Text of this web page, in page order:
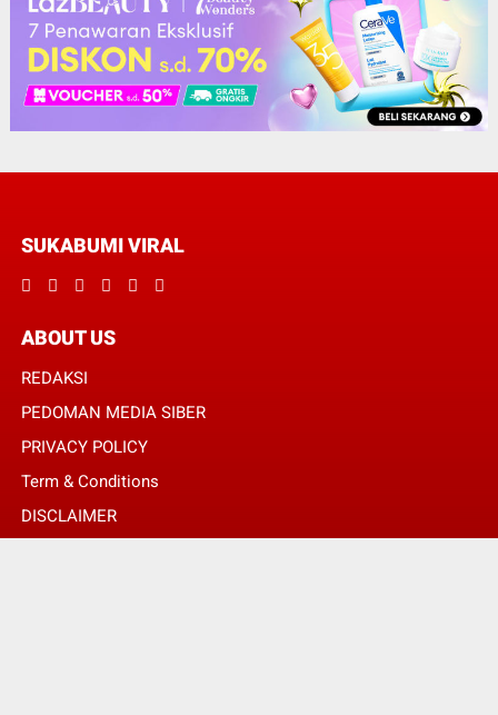
SUKABUMI VIRAL
ABOUT US
REDAKSI
PEDOMAN MEDIA SIBER
PRIVACY POLICY
Term & Conditions
DISCLAIMER